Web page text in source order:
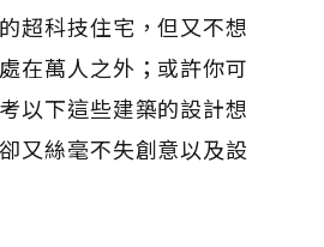
超科技住宅，但又不想
在萬人之外；或許你可
以下這些建築的設計想
又絲毫不失創意以及設